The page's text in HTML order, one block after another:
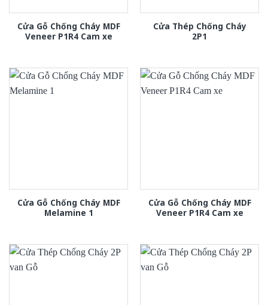
Cửa Gỗ Chống Cháy MDF
Veneer P1R4 Cam xe
Cửa Thép Chống Cháy
2P1
Cửa Gỗ Chống Cháy MDF
Melamine 1
Cửa Gỗ Chống Cháy MDF
Veneer P1R4 Cam xe